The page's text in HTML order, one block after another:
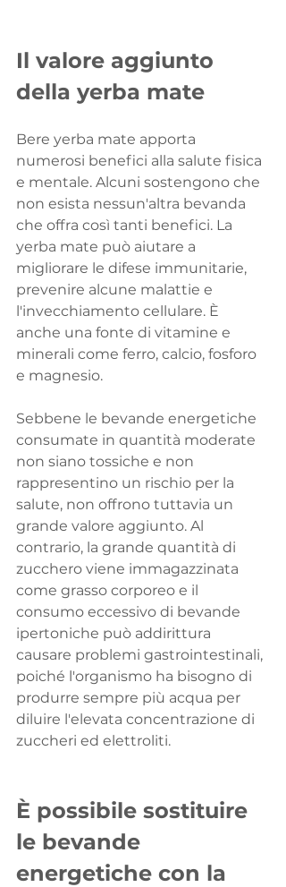
Il valore aggiunto
della yerba mate
Bere yerba mate apporta
numerosi benefici alla salute fisica
e mentale. Alcuni sostengono che
non esista nessun'altra bevanda
che offra così tanti benefici. La
yerba mate può aiutare a
migliorare le difese immunitarie,
prevenire alcune malattie e
l'invecchiamento cellulare. È
anche una fonte di vitamine e
minerali come ferro, calcio, fosforo
e magnesio.
Sebbene le bevande energetiche
consumate in quantità moderate
non siano tossiche e non
rappresentino un rischio per la
salute, non offrono tuttavia un
grande valore aggiunto. Al
contrario, la grande quantità di
zucchero viene immagazzinata
come grasso corporeo e il
consumo eccessivo di bevande
ipertoniche può addirittura
causare problemi gastrointestinali,
poiché l'organismo ha bisogno di
produrre sempre più acqua per
diluire l'elevata concentrazione di
zuccheri ed elettroliti.
È possibile sostituire
le bevande
energetiche con la